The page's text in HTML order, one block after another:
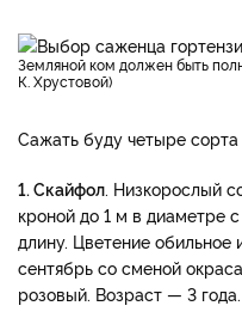
Земляной ком должен быть полностью освоен белыми корнями (фото
К. Хрустовой)
Сажать буду четыре сорта
1. Скайфол . Низкорослый
кроной до 1 м в диаметре
длину. Цветение
сентябрь со сменой
розовый. Возраст — 3 года.